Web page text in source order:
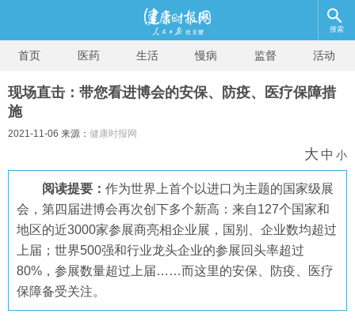
搜索
首页 医药 生活 慢病 监督 活动
现场直击：带您看进博会的安保、防疫、医疗保障措
施
2021-11-06 来源： 健康时报网
大 中 小
阅读提要： 作为世界上首个以进口为主题的国家级展
会，第四届进博会再次创下多个新高：来自127个国家和
地区的近3000家参展商亮相企业展，国别、企业数均超过
上届；世界500强和行业龙头企业的参展回头率超过
80%，参展数量超过上届……而这里的安保、防疫、医疗
保障备受关注。